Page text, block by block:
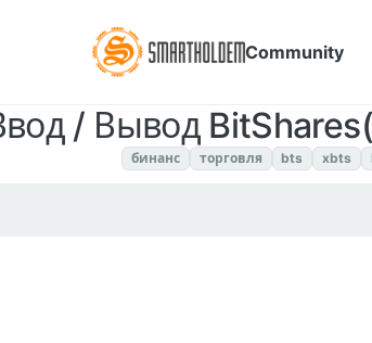
Community
/ Вывод
бинанс торговля bts xbts
PM